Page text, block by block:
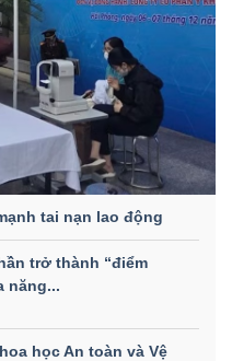
tai nạn lao động
trở thành “điểm
năng...
học An toàn và Vệ